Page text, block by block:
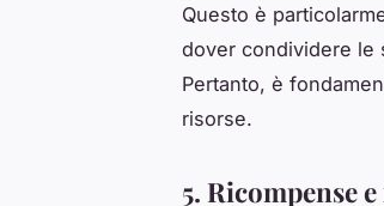
Questo è
dover condividere le
Pertanto, è
risorse.
5. Ricompense